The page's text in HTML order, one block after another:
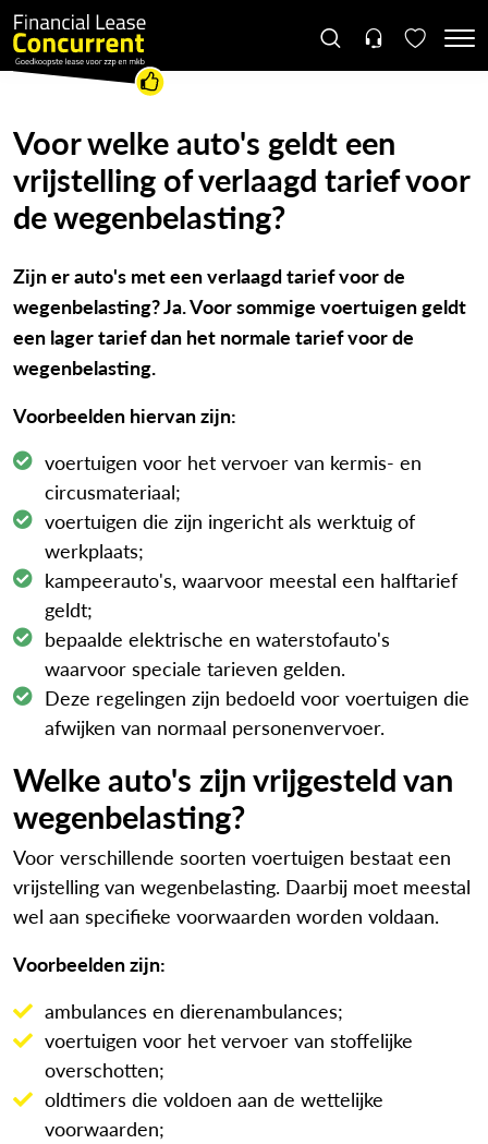
Voor welke auto's geldt een
vrijstelling of verlaagd tarief voor
de wegenbelasting?
Zijn er auto's met een verlaagd tarief voor de
wegenbelasting? Ja. Voor sommige voertuigen geldt
een lager tarief dan het normale tarief voor de
wegenbelasting.
Voorbeelden hiervan zijn:
voertuigen voor het vervoer van kermis- en
circusmateriaal;
voertuigen die zijn ingericht als werktuig of
werkplaats;
kampeerauto's, waarvoor meestal een halftarief
geldt;
bepaalde elektrische en waterstofauto's
waarvoor speciale tarieven gelden.
Deze regelingen zijn bedoeld voor voertuigen die
afwijken van normaal personenvervoer.
Welke auto's zijn vrijgesteld van
wegenbelasting?
Voor verschillende soorten voertuigen bestaat een
vrijstelling van wegenbelasting. Daarbij moet meestal
wel aan specifieke voorwaarden worden voldaan.
Voorbeelden zijn:
ambulances en dierenambulances;
voertuigen voor het vervoer van stoffelijke
overschotten;
oldtimers die voldoen aan de wettelijke
voorwaarden;